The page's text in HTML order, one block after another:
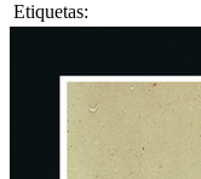
Etiquetas: